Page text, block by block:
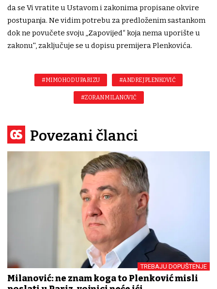
da se Vi vratite u Ustavom i zakonima propisane okvire
postupanja. Ne vidim potrebu za predloženim sastankom
dok ne povučete svoju „Zapovijed“ koja nema uporište u
zakonu'', zaključuje se u dopisu premijera Plenkovića.
#MIMOHOD U PARIZU #ANDREJ PLENKOVIĆ
#ZORAN MILANOVIĆ
Povezani članci
TREBAJU DOPUŠTENJE
Milanović: ne znam koga to Plenković misli